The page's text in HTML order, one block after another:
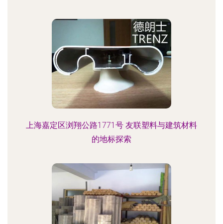
上海嘉定区浏翔公路1771号 友联塑料与建筑材料
的地标探索